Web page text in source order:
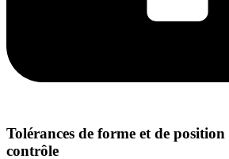
Tolérances de forme et de position
contrôle